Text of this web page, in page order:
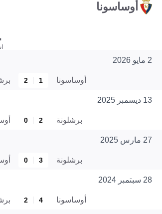
أوساسونا
2 مايو 2026
أوساسونا 1
2
13 ديسمبر 2025
برشلونة 2
0
27 مارس 2025
برشلونة 3
0
28 سبتمبر 2024
أوساسونا 4
2